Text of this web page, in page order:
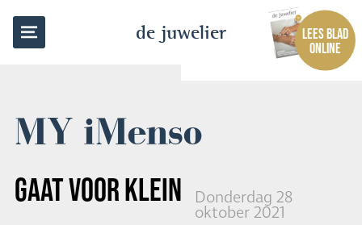
de juwelier
LEES BLAD
ONLINE
MY iMenso
GAAT VOOR KLEINER EN FIJNER
Donderdag 28
oktober 2021
TERUG NAAR OVERZICHT